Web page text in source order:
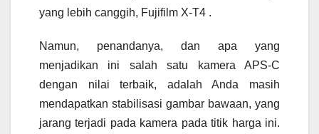
yang lebih canggih, Fujifilm X-T4 .
Namun, penandanya, dan apa yang
menjadikan ini salah satu kamera APS-C
dengan nilai terbaik, adalah Anda masih
mendapatkan stabilisasi gambar bawaan, yang
jarang terjadi pada kamera pada titik harga ini.